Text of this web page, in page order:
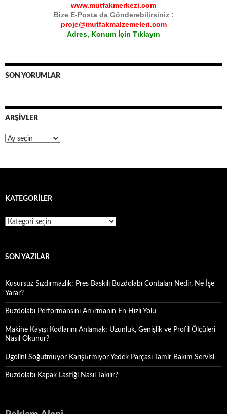
www.mutfakmerkezi.com
Bize E-Posta da Gönderebilirsiniz :
proje@mutfakmalzemeleri.com
Adres, Konum İçin Tıklayın
SON YORUMLAR
ARŞIVLER
Arşivler
KATEGORILER
Kategoriler
SON YAZILAR
Kusursuz Sızdırmazlık: Pres Baskılı Buzdolabı Contaları Nedir, Ne İşe
Yarar?
Buzdolabı Performansını Artırmanın En Hızlı Yolu
Makine Kayışı Kodlarını Anlamak: Uzunluk, Genişlik ve Profil Ölçüleri
Nasıl Okunur?
Ugolini Soğutmuyor Karıştırmıyor Yedek Parçası Tamir Bakım Servisi
Buzdolabı Kapak Lastiği Nasıl Takılır?